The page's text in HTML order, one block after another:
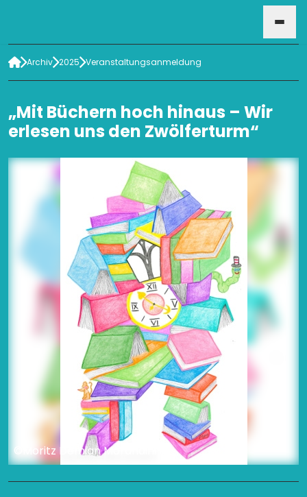
HOME
VERANSTALTUNGEN
Archiv 2025 Veranstaltungsanmeldung
„Mit Büchern hoch hinaus – Wir
erlesen uns den Zwölferturm“
©Moritz Demian Morandini